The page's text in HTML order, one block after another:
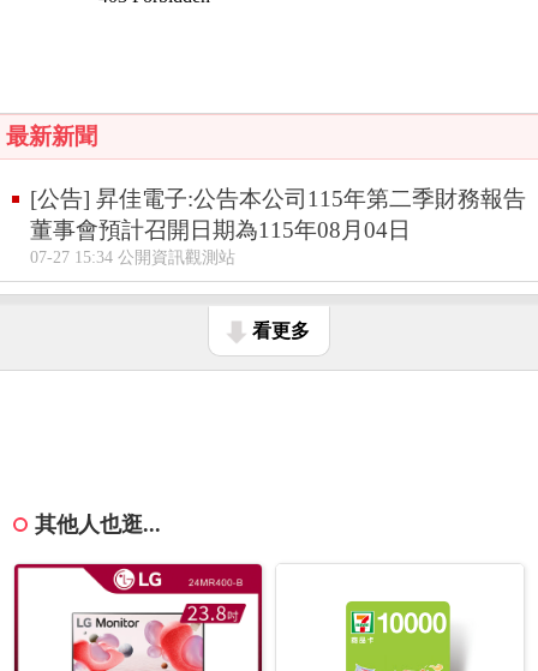
最新新聞
[公告] 昇佳電子:公告本公司115年第二季財務報告
董事會預計召開日期為115年08月04日
07-27 15:34 公開資訊觀測站
看更多
其他人也逛...